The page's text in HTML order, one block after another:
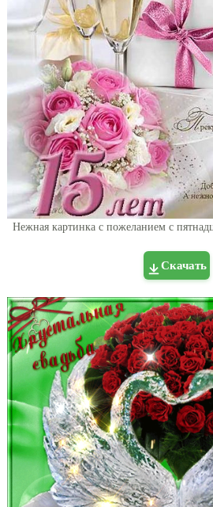
Нежная картинка с пожеланием с
Скачать